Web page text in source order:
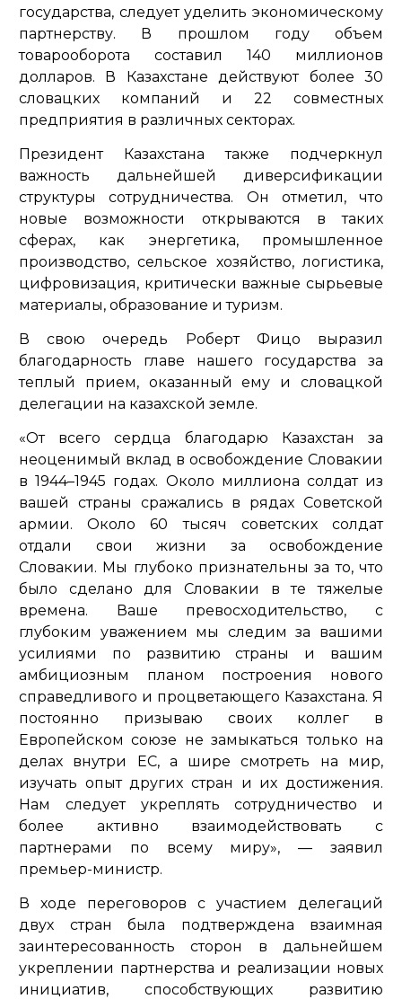
государства, следует уделить экономическому
партнерству. В прошлом году объем
товарооборота составил 140 миллионов
долларов. В Казахстане действуют более 30
словацких компаний и 22 совместных
предприятия в различных секторах.
Президент Казахстана также подчеркнул
важность дальнейшей диверсификации
структуры сотрудничества. Он отметил, что
новые возможности открываются в таких
сферах, как энергетика, промышленное
производство, сельское хозяйство, логистика,
цифровизация, критически важные сырьевые
материалы, образование и туризм.
В свою очередь Роберт Фицо выразил
благодарность главе нашего государства за
теплый прием, оказанный ему и словацкой
делегации на казахской земле.
«От всего сердца благодарю Казахстан за
неоценимый вклад в освобождение Словакии
в 1944–1945 годах. Около миллиона солдат из
вашей страны сражались в рядах Советской
армии. Около 60 тысяч советских солдат
отдали свои жизни за освобождение
Словакии. Мы глубоко признательны за то, что
было сделано для Словакии в те тяжелые
времена. Ваше превосходительство, с
глубоким уважением мы следим за вашими
усилиями по развитию страны и вашим
амбициозным планом построения нового
справедливого и процветающего Казахстана. Я
постоянно призываю своих коллег в
Европейском союзе не замыкаться только на
делах внутри ЕС, а шире смотреть на мир,
изучать опыт других стран и их достижения.
Нам следует укреплять сотрудничество и
более активно взаимодействовать с
партнерами по всему миру», — заявил
премьер-министр.
В ходе переговоров с участием делегаций
двух стран была подтверждена взаимная
заинтересованность сторон в дальнейшем
укреплении партнерства и реализации новых
инициатив, способствующих развитию